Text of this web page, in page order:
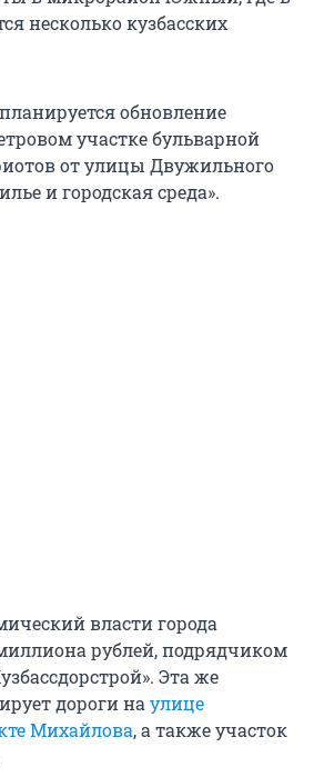
несколько кузбасских
обновление
участке бульварной
от улицы Двужильного
и городская среда».
власти города
рублей, подрядчиком
Эта же
дороги на улице
Михайлова, а также участок